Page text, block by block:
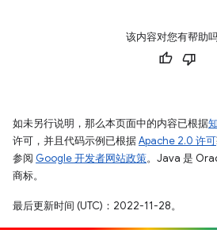
该内容对您有帮助
如未另行说明，那么本页面中的内容已根据
许可，并且代码示例已根据Apache 2.0 许可
参阅 Google 开发者网站政策。Java 是
商标。
最后更新时间 (UTC)：2022-11-28。